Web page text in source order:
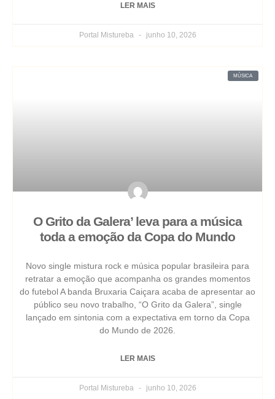
LER MAIS
Portal Mistureba junho 10, 2026
MÚSICA
O Grito da Galera’ leva para a música
toda a emoção da Copa do Mundo
Novo single mistura rock e música popular brasileira para
retratar a emoção que acompanha os grandes momentos
do futebol A banda Bruxaria Caiçara acaba de apresentar ao
público seu novo trabalho, “O Grito da Galera”, single
lançado em sintonia com a expectativa em torno da Copa
do Mundo de 2026.
LER MAIS
Portal Mistureba junho 10, 2026